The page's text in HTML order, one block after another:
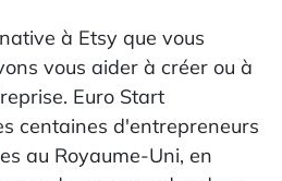
à Etsy que vous
vous aider à créer ou à
Euro Start
centaines d'entrepreneurs
au Royaume-Uni, en